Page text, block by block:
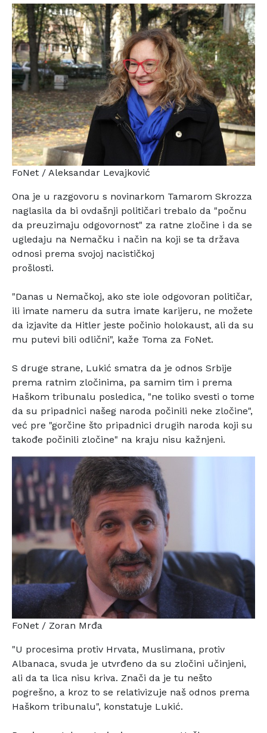
FoNet / Aleksandar Levajković
Ona je u razgovoru s novinarkom Tamarom Skrozza
naglasila da bi ovdašnji političari trebalo da "počnu
da preuzimaju odgovornost" za ratne zločine i da se
ugledaju na Nemačku i način na koji se ta država
odnosi prema svojoj nacističkoj
prošlosti.
"Danas u Nemačkoj, ako ste iole odgovoran političar,
ili imate nameru da sutra imate karijeru, ne možete
da izjavite da Hitler jeste počinio holokaust, ali da su
mu putevi bili odlični", kaže Toma za FoNet.
S druge strane, Lukić smatra da je odnos Srbije
prema ratnim zločinima, pa samim tim i prema
Haškom tribunalu posledica, "ne toliko svesti o tome
da su pripadnici našeg naroda počinili neke zločine",
već pre "gorčine što pripadnici drugih naroda koji su
takođe počinili zločine" na kraju nisu kažnjeni.
FoNet / Zoran Mrđa
"U procesima protiv Hrvata, Muslimana, protiv
Albanaca, svuda je utvrđeno da su zločini učinjeni,
ali da ta lica nisu kriva. Znači da je tu nešto
pogrešno, a kroz to se relativizuje naš odnos prema
Haškom tribunalu", konstatuje Lukić.